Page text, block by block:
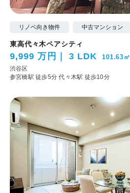
リノベ向き物件 中古マンション
東高代々木ペアシティ
9,999 万円 3 LDK 101.63㎡
渋谷区
参宮橋駅 徒歩5分代々木駅 徒歩10分